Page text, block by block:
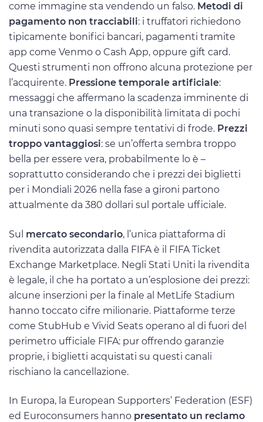
come immagine sta vendendo un falso. Metodi di
pagamento non tracciabili: i truffatori richiedono
tipicamente bonifici bancari, pagamenti tramite
app come Venmo o Cash App, oppure gift card.
Questi strumenti non offrono alcuna protezione per
l’acquirente. Pressione temporale artificiale:
messaggi che affermano la scadenza imminente di
una transazione o la disponibilità limitata di pochi
minuti sono quasi sempre tentativi di frode. Prezzi
troppo vantaggiosi: se un’offerta sembra troppo
bella per essere vera, probabilmente lo è –
soprattutto considerando che i prezzi dei biglietti
per i Mondiali 2026 nella fase a gironi partono
attualmente da 380 dollari sul portale ufficiale.
Sul mercato secondario, l’unica piattaforma di
rivendita autorizzata dalla FIFA è il FIFA Ticket
Exchange Marketplace. Negli Stati Uniti la rivendita
è legale, il che ha portato a un’esplosione dei prezzi:
alcune inserzioni per la finale al MetLife Stadium
hanno toccato cifre milionarie. Piattaforme terze
come StubHub e Vivid Seats operano al di fuori del
perimetro ufficiale FIFA: pur offrendo garanzie
proprie, i biglietti acquistati su questi canali
rischiano la cancellazione.
In Europa, la European Supporters’ Federation (ESF)
ed Euroconsumers hanno presentato un reclamo